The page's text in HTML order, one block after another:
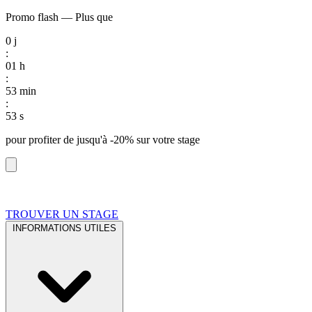
Promo flash — Plus que
0 j
:
01 h
:
53 min
:
52 s
pour profiter de jusqu'à -20% sur votre stage
TROUVER UN STAGE
INFORMATIONS UTILES